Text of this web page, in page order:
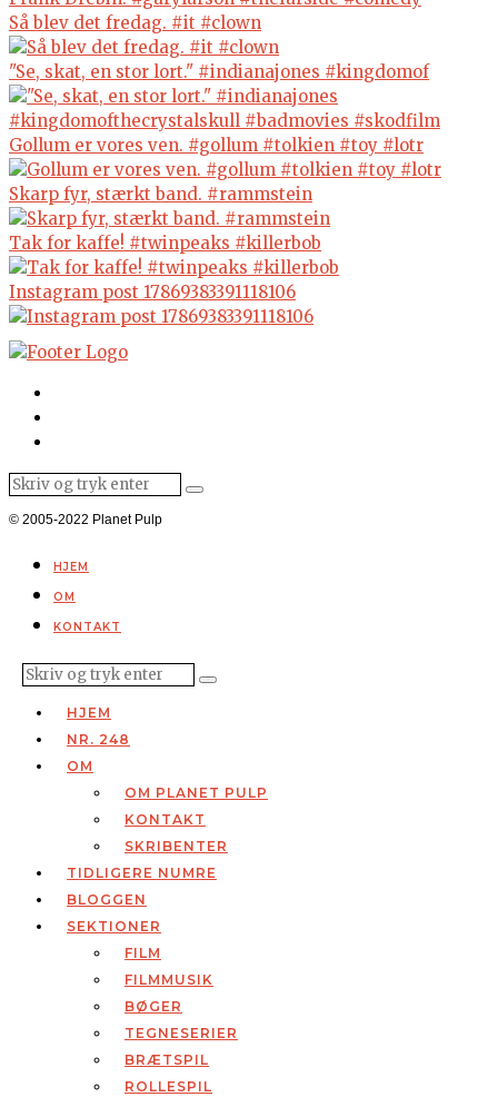
Så blev det fredag. #it #clown
"Se, skat, en stor lort." #indianajones #kingdomof
Gollum er vores ven. #gollum #tolkien #toy #lotr
Skarp fyr, stærkt band. #rammstein
Tak for kaffe! #twinpeaks #killerbob
Instagram post 17869383391118106
© 2005-2022 Planet Pulp
HJEM
OM
KONTAKT
HJEM
NR. 248
OM
OM PLANET PULP
KONTAKT
SKRIBENTER
TIDLIGERE NUMRE
BLOGGEN
SEKTIONER
FILM
FILMMUSIK
BØGER
TEGNESERIER
BRÆTSPIL
ROLLESPIL